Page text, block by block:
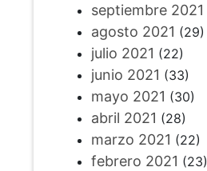
septiembre 2021
agosto 2021 (29)
julio 2021 (22)
junio 2021 (33)
mayo 2021 (30)
abril 2021 (28)
marzo 2021 (22)
febrero 2021 (23)